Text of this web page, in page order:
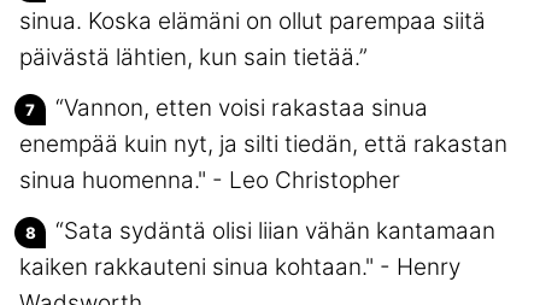
sinua. Koska elämäni on ollut parempaa siitä
päivästä lähtien, kun sain tietää.”
“Vannon, etten voisi rakastaa sinua
enempää kuin nyt, ja silti tiedän, että rakastan
sinua huomenna." - Leo Christopher
“Sata sydäntä olisi liian vähän kantamaan
kaiken rakkauteni sinua kohtaan." - Henry